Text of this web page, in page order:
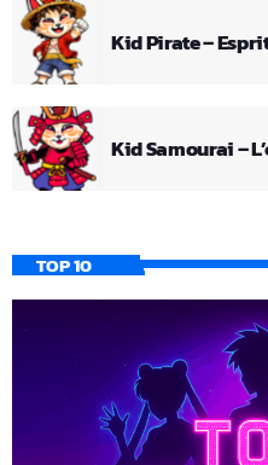
Kid Pirate –
Kid Samourai –
TOP 10